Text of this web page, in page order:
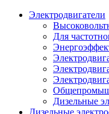
Электродвигатели
Для
Дизельные
Дизельные